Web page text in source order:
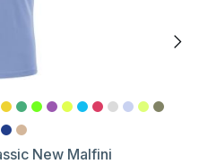
New Malfini